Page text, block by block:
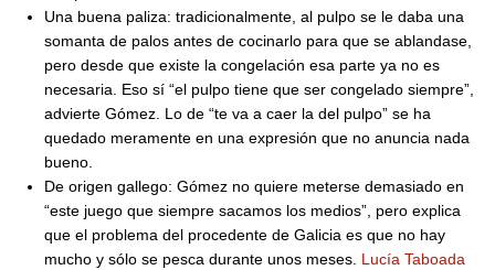
Una buena paliza: tradicionalmente, al pulpo se le daba una
somanta de palos antes de cocinarlo para que se ablandase,
pero desde que existe la congelación esa parte ya no es
necesaria. Eso sí “el pulpo tiene que ser congelado siempre”,
advierte Gómez. Lo de “te va a caer la del pulpo” se ha
quedado meramente en una expresión que no anuncia nada
bueno.
De origen gallego: Gómez no quiere meterse demasiado en
“este juego que siempre sacamos los medios”, pero explica
que el problema del procedente de Galicia es que no hay
mucho y sólo se pesca durante unos meses. Lucía Taboada